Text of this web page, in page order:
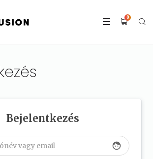
0
Bejelentkezés
face